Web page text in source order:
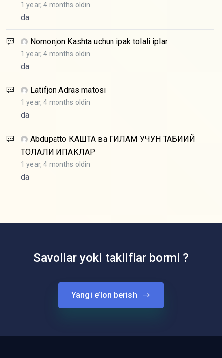
1 year, 4 months oldin
da
Nomonjon Kashta uchun ipak tolali iplar
1 year, 4 months oldin
da
Latifjon Adras matosi
1 year, 4 months oldin
da
Abdupatto КАШТА ва ГИЛАМ УЧУН ТАБИИЙ
ТОЛАЛИ ИПАКЛАР
1 year, 4 months oldin
da
Savollar yoki takliflar bormi ?
Yangi e’lon berish